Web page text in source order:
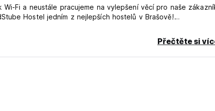
Fi a neustále pracujeme na vylepšení věcí pro naše
Hostel jedním z nejlepších hostelů v Brašově!
Přečtěte si